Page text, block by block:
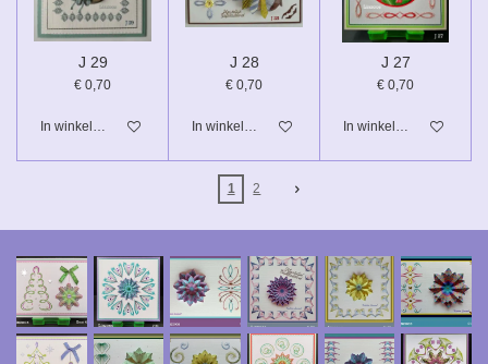
J 29
€ 0,70
In winkelwagen
J 28
€ 0,70
In winkelwagen
J 27
€ 0,70
In winkelwagen
1 2